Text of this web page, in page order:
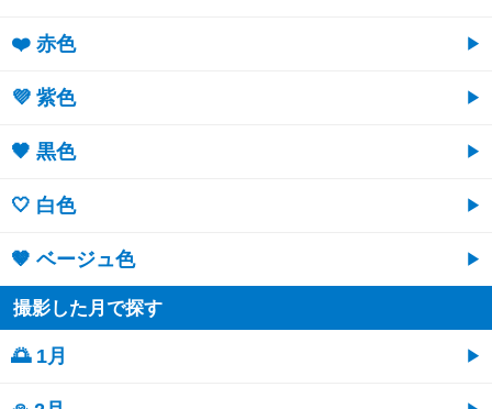
❤️ 赤色
💜 紫色
🖤 黒色
🤍 白色
🤎 ベージュ色
撮影した月で探す
🌅 1月